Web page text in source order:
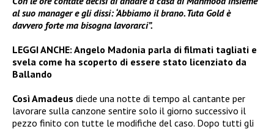
al suo manager e gli dissi: ‘Abbiamo il brano. Tuta Gold è
davvero forte ma bisogna lavorarci”.
LEGGI ANCHE: Angelo Madonia parla di filmati tagliati e
svela come ha scoperto di essere stato licenziato da
Ballando
Così Amadeus diede una notte di tempo al cantante per
lavorare sulla canzone sentire solo il giorno successivo il
pezzo finito con tutte le modifiche del caso. Dopo tutti gli